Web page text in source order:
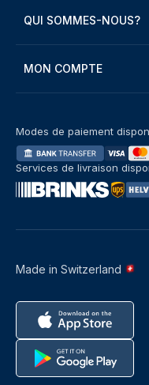
QUI SOMMES-NOUS?
MON COMPTE
Made in Switzerland
Modes de paiement
Services de livraison